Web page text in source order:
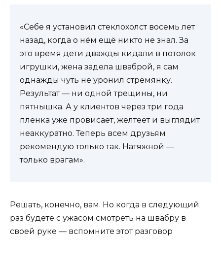
«Себе я установил стеклохолст восемь лет
назад, когда о нём ещё никто не знал. За
это время дети дважды кидали в потолок
игрушки, жена задела шваброй, я сам
однажды чуть не уронил стремянку.
Результат — ни одной трещины, ни
пятнышка. А у клиентов через три года
пленка уже провисает, желтеет и выглядит
неаккуратно. Теперь всем друзьям
рекомендую только так. Натяжной —
только врагам».
Решать, конечно, вам. Но когда в следующий
раз будете с ужасом смотреть на швабру в
своей руке — вспомните этот разговор